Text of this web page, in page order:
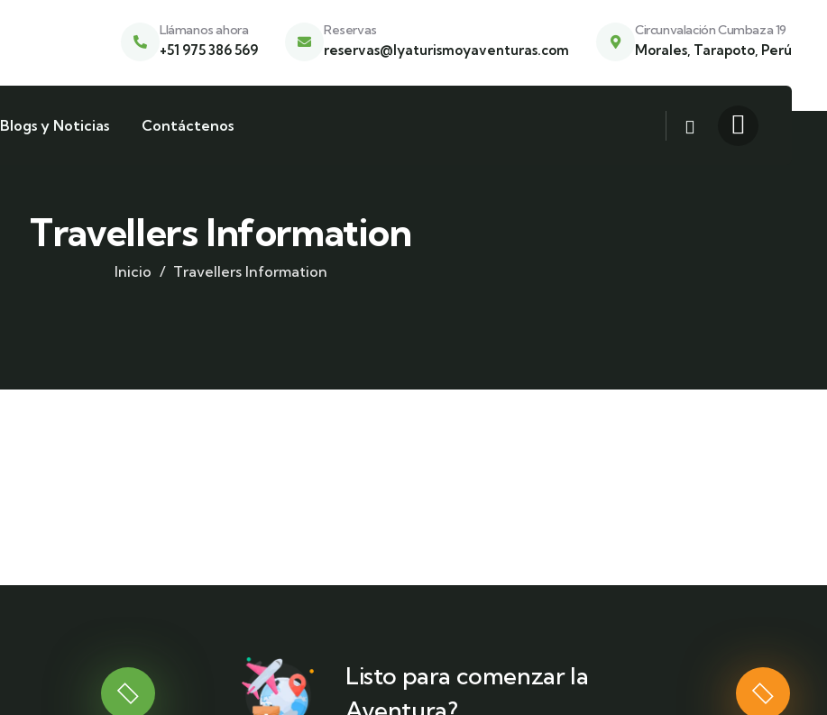
Llámanos ahora
+51 975 386 569
Reservas
reservas@lyaturismoyaventuras.com
Circunvalación Cumbaza 19
Morales, Tarapoto, Perú
Blogs y Noticias Contáctenos
Travellers Information
Inicio Travellers Information
Listo para comenzar la